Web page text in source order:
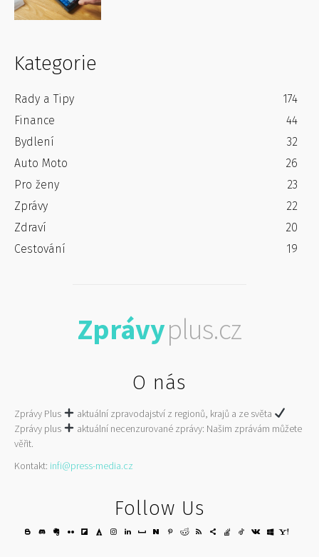
Kategorie
Rady a Tipy
174
Finance
44
Bydlení
32
Auto Moto
26
Pro ženy
23
Zprávy
22
Zdraví
20
Cestování
19
Zprávyplus.cz
O nás
Zprávy Plus
aktuální zpravodajství z regionů, krajů a ze světa
Zprávy plus
aktuální necenzurované zprávy: Našim zprávám můžete
věřit.
Kontakt: infi@press-media.cz
Follow Us